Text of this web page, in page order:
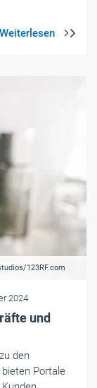
123RF.com
2024
und
den
Portale